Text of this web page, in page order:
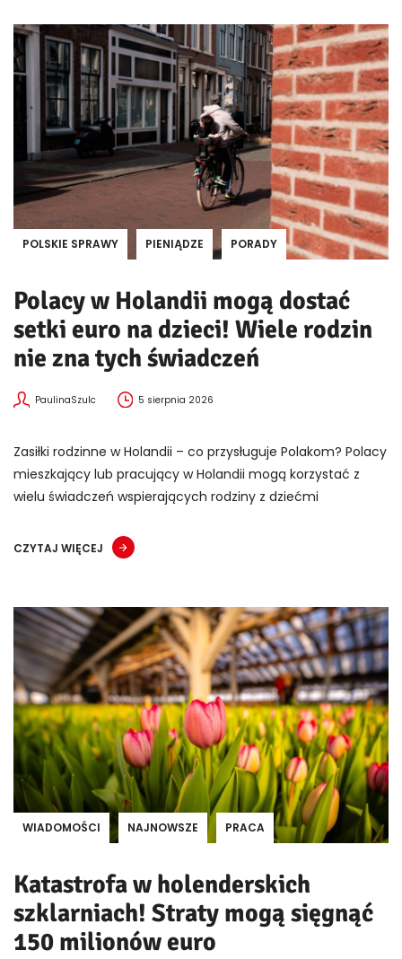
POLSKIE SPRAWY PIENIĄDZE PORADY
Polacy w Holandii mogą dostać
setki euro na dzieci! Wiele rodzin
nie zna tych świadczeń
PaulinaSzulc 5 sierpnia 2026
Zasiłki rodzinne w Holandii – co przysługuje Polakom? Polacy
mieszkający lub pracujący w Holandii mogą korzystać z
wielu świadczeń wspierających rodziny z dziećmi
CZYTAJ WIĘCEJ
WIADOMOŚCI NAJNOWSZE PRACA
Katastrofa w holenderskich
szklarniach! Straty mogą sięgnąć
150 milionów euro